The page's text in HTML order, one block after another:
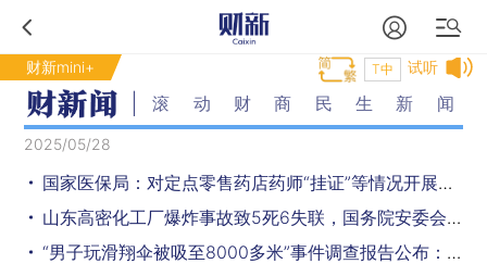
财新mini+ 试听
T中
滚动财商民生新闻
2025/05/28
国家医保局：对定点零售药店药师“挂证”等情况开展核查
山东高密化工厂爆炸事故致5死6失联，国务院安委会挂牌督办
“男子玩滑翔伞被吸至8000多米”事件调查报告公布：停飞6个月